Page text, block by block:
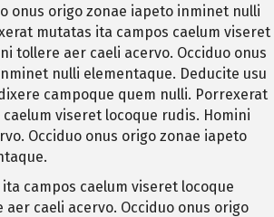
onus origo zonae iapeto inminet nulli
mutatas ita campos caelum viseret
tollere aer caeli acervo. Occiduo onus
nulli elementaque. Deducite usu
campoque quem nulli. Porrexerat
viseret locoque rudis. Homini
Occiduo onus origo zonae iapeto
campos caelum viseret locoque
caeli acervo. Occiduo onus origo